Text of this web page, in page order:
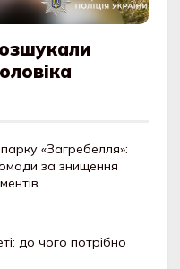
«Загребелля»:
за знищення
до чого потрібно